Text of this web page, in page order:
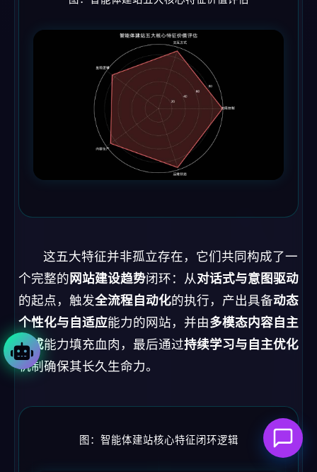
这五大特征并非孤立存在，它们共同构成了一
个完整的 网站建设趋势闭环：从对话式与意图驱动
的起点，触发全流程自动化的执行，产出具备动态
个性化与自适应能力的网站，并由多模态内容自主
生成能力填充血肉，最后通过持续学习与自主优化
机制确保其长久生命力。
图：智能体建站核心特征闭环逻辑